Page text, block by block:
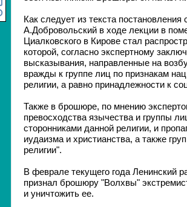
Как следует из текста постановления
А.Добровольский в ходе лекции в
Циалковского в Кирове стал
которой, согласно экспертному
высказывания, направленные на
вражды к группе лиц по признакам
религии, а равно принадлежности к
Также в брошюре, по мнению
превосходства язычества и группы
сторонниками данной религии, и
иудаизма и христианства, а также
религии".
В феврале текущего года Ленинский
признал брошюру "Волхвы"
и уничтожить ее.